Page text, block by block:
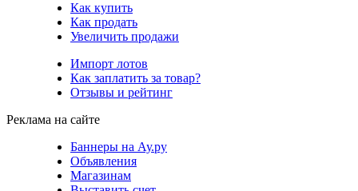
Как купить
Как продать
Увеличить продажи
Импорт лотов
Как заплатить за товар?
Отзывы и рейтинг
Реклама на сайте
Баннеры на Ау.ру
Объявления
Магазинам